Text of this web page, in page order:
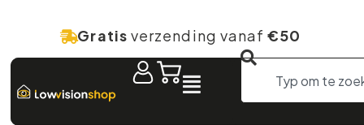
Gratis verzending vanaf €50